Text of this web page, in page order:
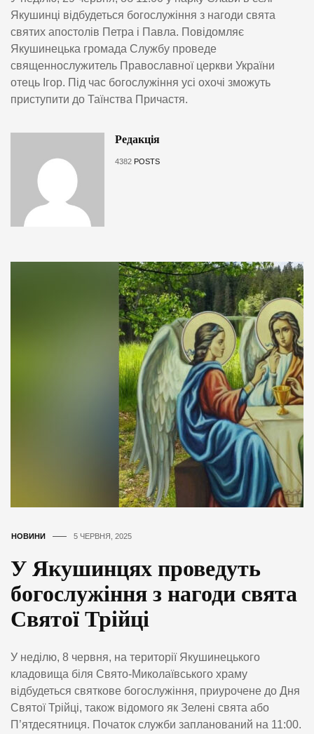
Якушинці відбудеться богослужіння з нагоди свята
святих апостолів Петра і Павла. Повідомляє
Якушинецька громада Службу проведе
священнослужитель Православної церкви України
отець Ігор. Під час богослужіння усі охочі зможуть
приступити до Таїнства Причастя.
Редакція
4382 POSTS
НОВИНИ 5 ЧЕРВНЯ, 2025
У Якушинцях проведуть
богослужіння з нагоди свята
Святої Трійці
У неділю, 8 червня, на території Якушинецького
кладовища біля Свято-Миколаївського храму
відбудеться святкове богослужіння, приурочене до Дня
Святої Трійці, також відомого як Зелені свята або
П’ятдесятниця. Початок служби запланований на 11:00.